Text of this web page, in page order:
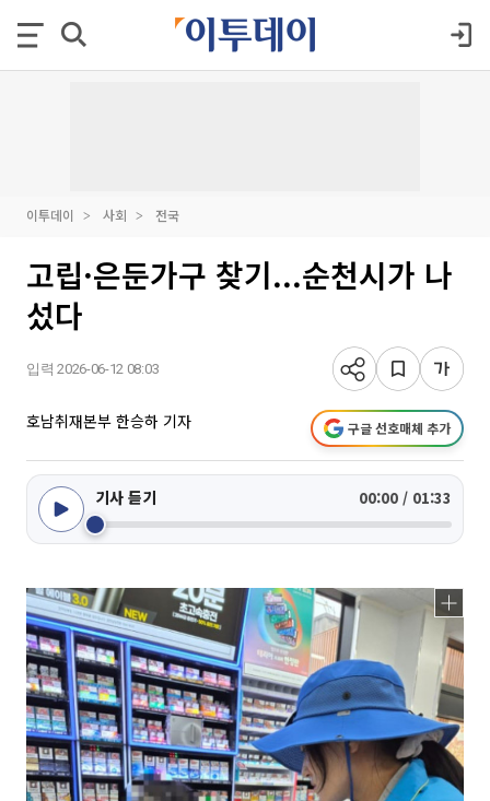
이투데이 사회 전국
고립·은둔가구 찾기...순천시가 나
섰다
입력 2026-06-12 08:03
호남취재본부 한승하 기자 구글 선호매체 추가
기사 듣기 00:00 / 01:33